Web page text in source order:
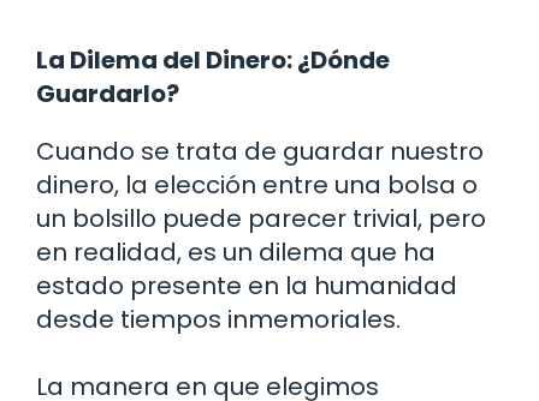
La Dilema del Dinero: ¿Dónde
Guardarlo?
Cuando se trata de guardar nuestro
dinero, la elección entre una bolsa o
un bolsillo puede parecer trivial, pero
en realidad, es un dilema que ha
estado presente en la humanidad
desde tiempos inmemoriales.
La manera en que elegimos